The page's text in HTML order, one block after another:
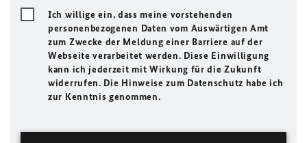
Ich willige ein, dass meine vorstehenden
personenbezogenen Daten vom Auswärtigen Amt
zum Zwecke der Meldung einer Barriere auf der
Webseite verarbeitet werden. Diese Einwilligung
kann ich jederzeit mit Wirkung für die Zukunft
widerrufen. Die Hinweise zum Datenschutz habe ich
zur Kenntnis genommen.